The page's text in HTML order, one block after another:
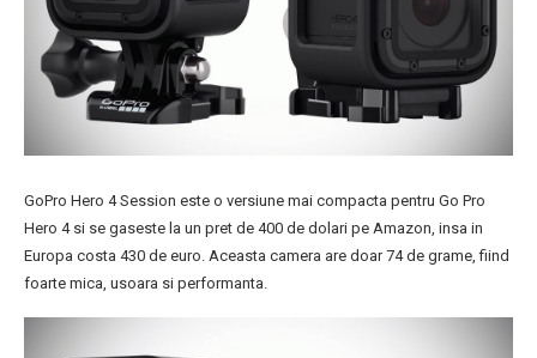
GoPro Hero 4 Session este o versiune mai compacta pentru Go Pro
Hero 4 si se gaseste la un pret de 400 de dolari pe Amazon, insa in
Europa costa 430 de euro. Aceasta camera are doar 74 de grame, fiind
foarte mica, usoara si performanta.